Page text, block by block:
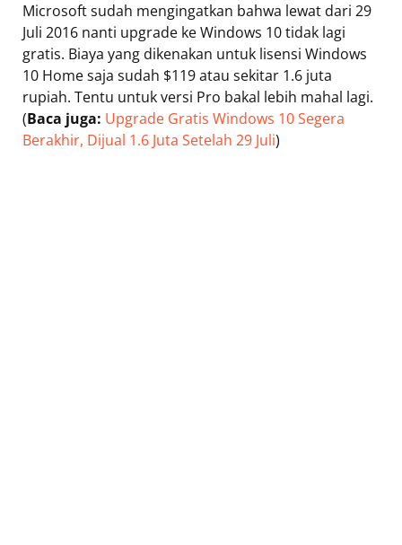
Microsoft sudah mengingatkan bahwa lewat dari 29
Juli 2016 nanti upgrade ke Windows 10 tidak lagi
gratis. Biaya yang dikenakan untuk lisensi Windows
10 Home saja sudah $119 atau sekitar 1.6 juta
rupiah. Tentu untuk versi Pro bakal lebih mahal lagi.
(Baca juga: Upgrade Gratis Windows 10 Segera
Berakhir, Dijual 1.6 Juta Setelah 29 Juli)